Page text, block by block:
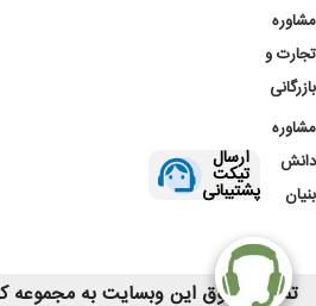
مشاوره
تجارت و
بازرگانی
مشاوره
دانش
بنیان
ارسال
تیکت
پشتیبانی
تمامی حقوق این وبسایت به مجموعه